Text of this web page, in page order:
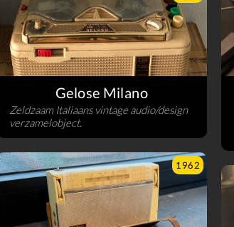
Gelose Milano
Zeldzaam Italiaans vintage audio/design
verzamelobject.
1962